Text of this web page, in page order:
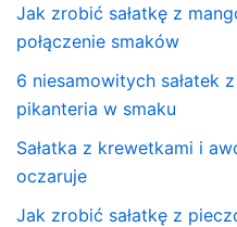
Jak zrobić sałatkę z
połączenie smaków
6 niesamowitych sałatek
pikanteria w smaku
Sałatka z krewetkami i
oczaruje
Jak zrobić sałatkę z